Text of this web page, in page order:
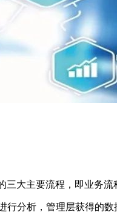
大主要流程，即业务
分析，管理层获得的